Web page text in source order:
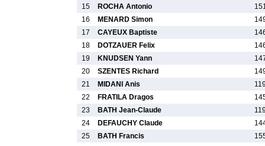
15
ROCHA Antonio
16
MENARD Simon
17
CAYEUX Baptiste
18
DOTZAUER Felix
19
KNUDSEN Yann
20
SZENTES Richard
21
MIDANI Anis
22
FRATILA Dragos
23
BATH Jean-Claude
24
DEFAUCHY Claude
25
BATH Francis